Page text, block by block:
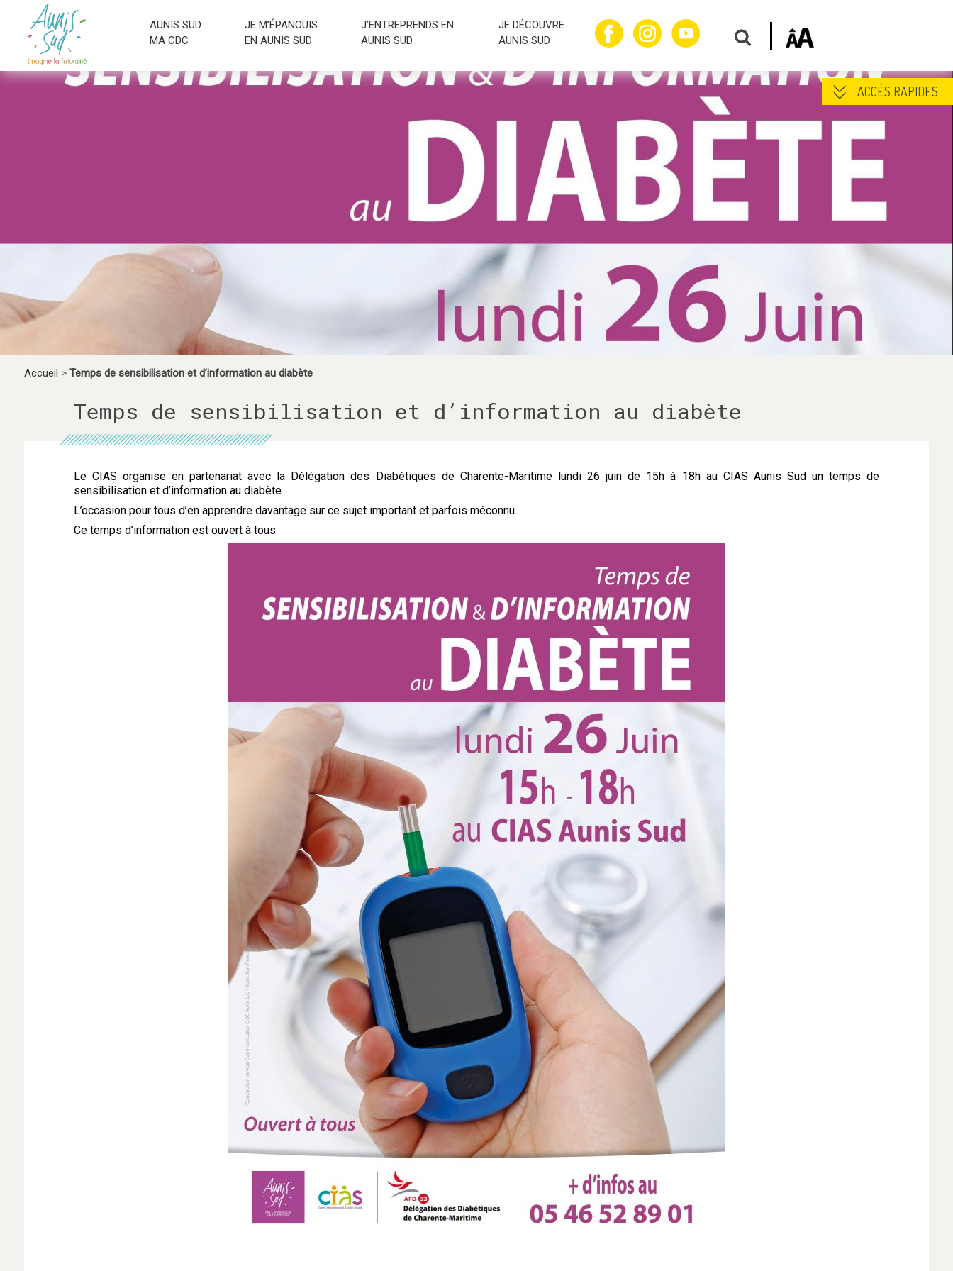
AUNIS SUD
MA CDC
JE M’ÉPANOUIS
EN AUNIS SUD
J’ENTREPRENDS EN
AUNIS SUD
JE DÉCOUVRE
AUNIS SUD
Accueil > Temps de sensibilisation et d’information au diabète
Temps de sensibilisation et d’information au diabète
Le CIAS organise en partenariat avec la Délégation des Diabétiques de Charente-Maritime lundi 26 juin de 15h à 18h au CIAS Aunis Sud un temps de
sensibilisation et d’information au diabète.
L’occasion pour tous d’en apprendre davantage sur ce sujet important et parfois méconnu.
Ce temps d’information est ouvert à tous.